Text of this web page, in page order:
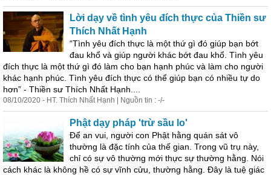
Lời dạy về tình yêu đích thực của Thiền sư
Thích Nhất Hạnh
“Tình yêu đích thực là một thứ gì đó giúp bạn bớt
đau khổ và giúp người khác bớt đau khổ. Tình yêu
đích thực là một thứ gì đó làm cho bạn hạnh phúc và làm cho người
khác hạnh phúc. Tình yêu đích thực có thể giúp bạn có nhiều tự do
hơn” - Thiền sư Thích Nhất Hạnh....
08/10/2020 - HT. Thích Nhất Hạnh | Nguồn tin : -/-
Phật dạy pháp 'trừ sầu lo'
Để an vui, người con Phật hằng quán sát vô
thường là đặc tính của thế gian. Trong vũ trụ này,
chỉ có sự vô thường mới thực sự thường hằng. Nói
cách khác là không hề có sự vĩnh cửu, thường hằng. Đây là tuệ giác